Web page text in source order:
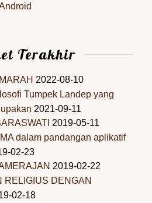
Terakhir
2022-08-10
Tumpek Landep yang
2021-09-11
2019-05-11
dalam pandangan aplikatif
02-23
2019-02-22
RELIGIUS DENGAN
02-18